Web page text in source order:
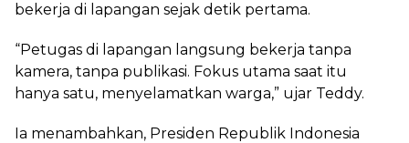
bekerja di lapangan sejak detik pertama.
“Petugas di lapangan langsung bekerja tanpa
kamera, tanpa publikasi. Fokus utama saat itu
hanya satu, menyelamatkan warga,” ujar Teddy.
Ia menambahkan, Presiden Republik Indonesia